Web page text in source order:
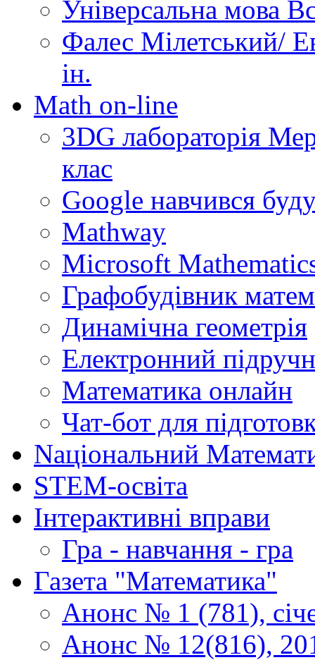
Універсальна мова
Фалес Мілетський/
ін.
Math on-line
3DG лабораторія
клас
Google навчився
Mathway
Microsoft
Графобудівник
Динамічна геометрія
Електронний
Математика онлайн
Чат-бот для
Naціональний
STEM-освіта
Інтерактивні вправи
Гра - навчання - гра
Газета "Математика"
Анонс № 1 (781),
Анонс № 12(816),